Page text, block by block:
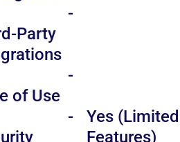
Party
of Use
Yes (Limited
Features)